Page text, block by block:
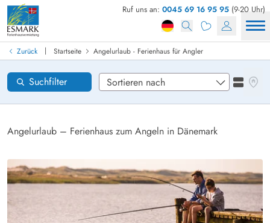
Ruf uns an: 0045 69 16 95 95 (9-20 Uhr)
Zurück | Startseite Angelurlaub - Ferienhaus für Angler
Angelurlaub – Ferienhaus zum Angeln in Dänemark
Suchfilter
Ferienhaus in Dänemark finden
Anreise
Gebiete
Wünsche zum Haus Zurücksetzen
Loading...